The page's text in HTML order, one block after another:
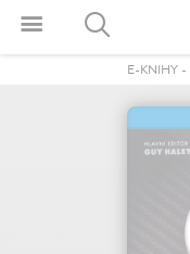
E-KNIHY-